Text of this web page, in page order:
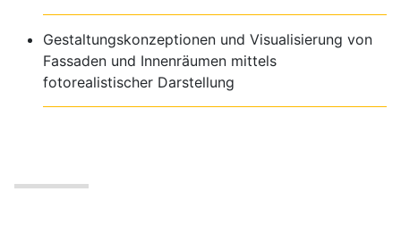
Gestaltungskonzeptionen und Visualisierung von
Fassaden und Innenräumen mittels
fotorealistischer Darstellung